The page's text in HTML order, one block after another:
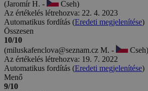
(Jaromír H. -
Cseh)
Az értékelés létrehozva: 22. 4. 2023
Automatikus fordítás (Eredeti megjelenítése)
Összesen
10/10
(miluskafenclova@seznam.cz M. -
Cseh)
Az értékelés létrehozva: 19. 7. 2022
Automatikus fordítás (Eredeti megjelenítése)
Menő
9/10